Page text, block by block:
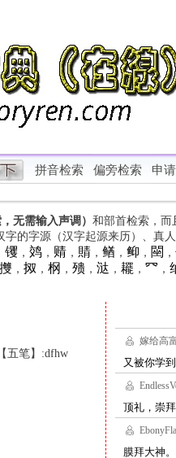
拼音检索 偏旁检索 申
无需输入声调） 和部首检索，而
的字源（汉字起源来历）、真
䦆， 䴔， 䞍， 䝼， 䲡 ， 䲟 ， 䦟 ，
㩳， 㧐 ， 㭎 ， 㱮， 㳠 ， 䎱 ， ⺳ ，
【五笔】:dfhw